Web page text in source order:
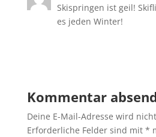
Skispringen ist geil!
es jeden Winter!
Kommentar
Deine E-Mail-Adresse wird
Erforderliche Felder sind mit *